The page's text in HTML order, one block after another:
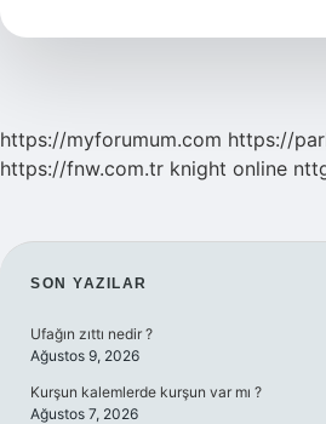
https://myforumum.com https://
https://fnw.com.tr knight online
SIDEBAR
SON YAZILAR
Ufağın zıttı nedir ?
Ağustos 9, 2026
Kurşun kalemlerde kurşun var mı ?
Ağustos 7, 2026